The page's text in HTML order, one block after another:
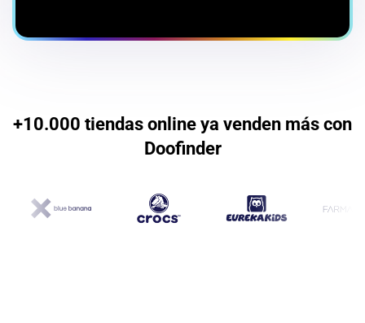
+10.000 tiendas online ya venden más con
Doofinder